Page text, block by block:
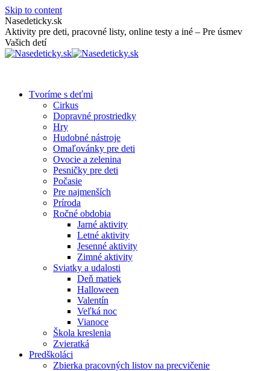
Skip to content
Nasedeticky.sk
Aktivity pre deti, pracovné listy, online testy a iné – Pre úsmev
Vašich detí
Tvoríme s deťmi
Cirkus
Dopravné prostriedky
Hry
Hudobné nástroje
Omaľovánky pre deti
Ovocie a zelenina
Pesničky pre deti
Počasie
Pre najmenších
Príroda
Ročné obdobia
Jarné aktivity
Letné aktivity
Jesenné aktivity
Zimné aktivity
Sviatky a udalosti
Deň matiek
Halloween
Valentín
Veľká noc
Vianoce
Škola kreslenia
Zvieratká
Predškoláci
Zbierka pracovných listov na precvičenie